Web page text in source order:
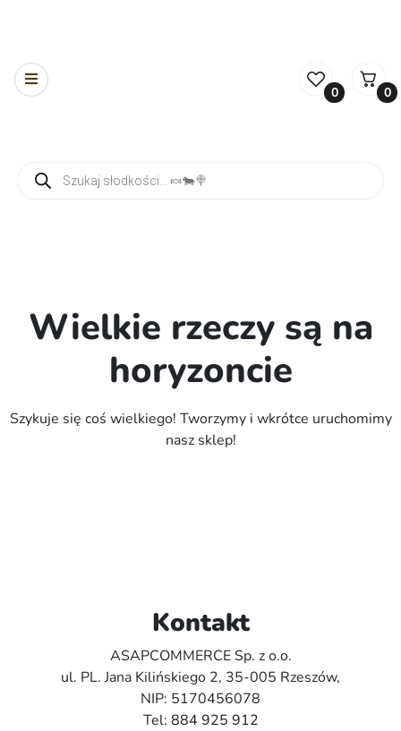
0 0
Wielkie rzeczy są na
horyzoncie
Szykuje się coś wielkiego! Tworzymy i wkrótce uruchomimy
nasz sklep!
Kontakt
ASAPCOMMERCE Sp. z o.o.
ul. PL. Jana Kilińskiego 2, 35-005 Rzeszów,
NIP: 5170456078
Tel: 884 925 912